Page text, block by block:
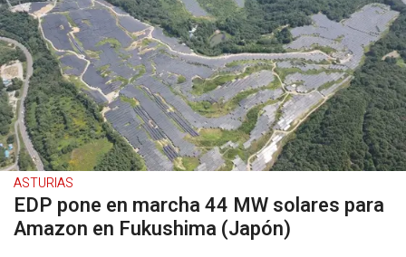
ASTURIAS
EDP pone en marcha 44 MW solares para
Amazon en Fukushima (Japón)